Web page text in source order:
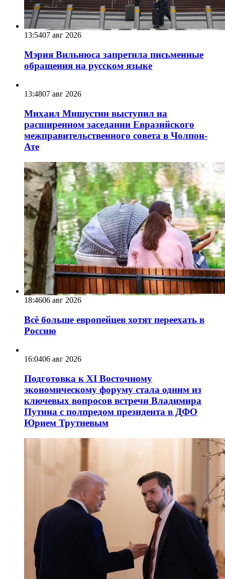
13:5407 авг 2026
Мэрия Вильнюса запретила письменные
обращения на русском языке
13:4807 авг 2026
Михаил Мишустин выступил на
расширенном заседании Евразийского
межправительственного совета в Чолпон-
Ате
18:4606 авг 2026
Всё больше европейцев хотят переехать в
Россию
16:0406 авг 2026
Подготовка к XI Восточному
экономическому форуму стала одним из
ключевых вопросов встречи Владимира
Путина с полпредом президента в ДФО
Юрием Трутневым